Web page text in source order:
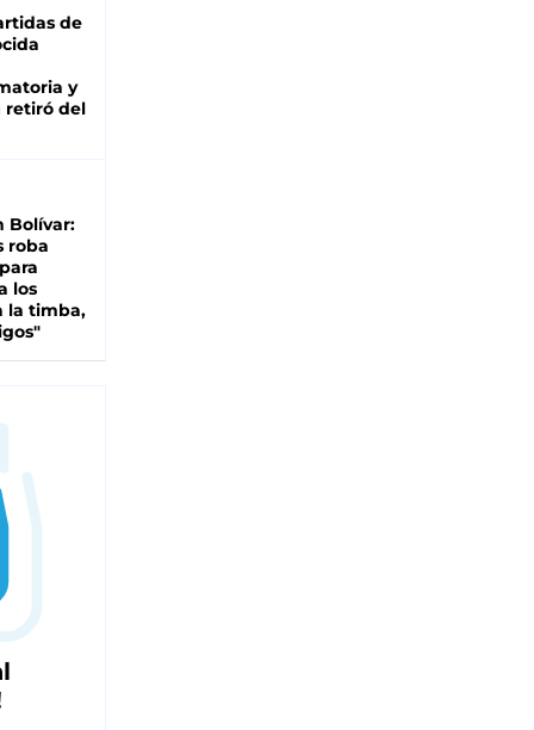
de
y
retiró del
Bolívar:
roba
los
la timba,